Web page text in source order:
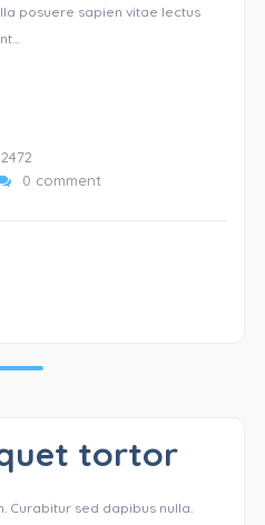
posuere sapien vitae lectus
2472
0 comment
tortor
Curabitur sed dapibus nulla.